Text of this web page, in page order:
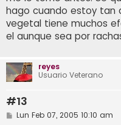
hago cuando estoy tan
vegetal tiene muchos
el aunque sea por
reyes
Usuario Veterano
#13
MLun Feb 07, 2005 10:10 am